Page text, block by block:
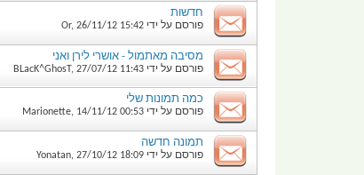
חדשות
פורסם על ידי Or, 26/11/12 15:42
מסיבה מאתמול - אושרי לירן ואני
פורסם על ידי BLacK^GhosT, 27/07/12 11:43
כמה תמונות שלי
פורסם על ידי Marionette, 14/11/12 00:53
תמונה חדשה
פורסם על ידי Yonatan, 27/10/12 18:09